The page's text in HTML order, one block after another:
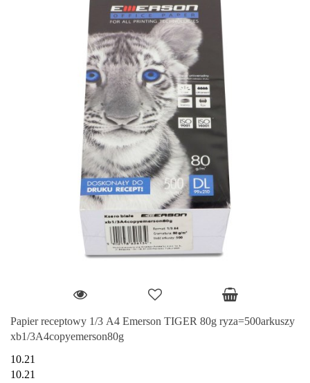
Papier receptowy 1/3 A4 Emerson TIGER 80g ryza=500arkuszy
xb1/3A4copyemerson80g
10.21
10.21